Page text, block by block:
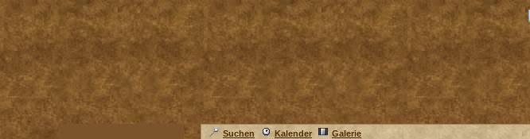
Suchen Kalender Galerie